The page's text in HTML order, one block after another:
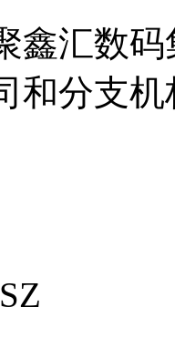
鑫汇数
和分支机